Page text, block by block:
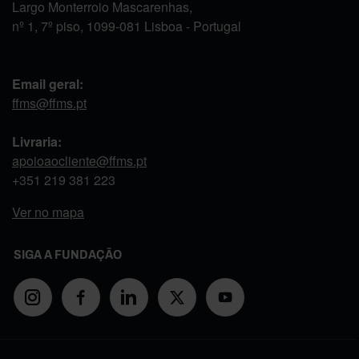
Largo Monterroio Mascarenhas,
nº 1, 7º piso, 1099-081 Lisboa - Portugal
Email geral:
ffms@ffms.pt
Livraria:
apoioaocliente@ffms.pt
+351 219 381 223
Ver no mapa
SIGA A FUNDAÇÃO